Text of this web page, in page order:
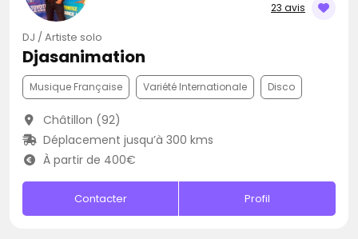
23 avis
DJ / Artiste solo
Djasanimation
Musique Française Variété Internationale Disco
Châtillon (92)
Déplacement jusqu’à 300 kms
À partir de 400€
Contacter Profil